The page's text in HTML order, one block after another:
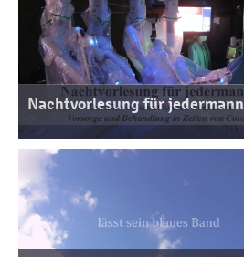
Nachtvorlesung für jedermann